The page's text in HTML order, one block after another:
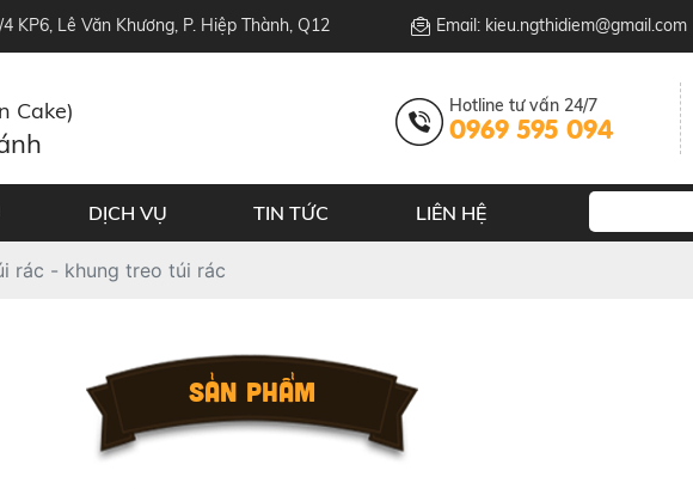
KP6, Lê Văn Khương, P. Hiệp Thành, Q12 Email: kieu.ngthidiem@gmail.com
Cake) Hotline tư vấn 24/7
0969 595 094
DỊCH VỤ TIN TỨC LIÊN HỆ
rác - khung treo túi rác
SẢN PHẨM